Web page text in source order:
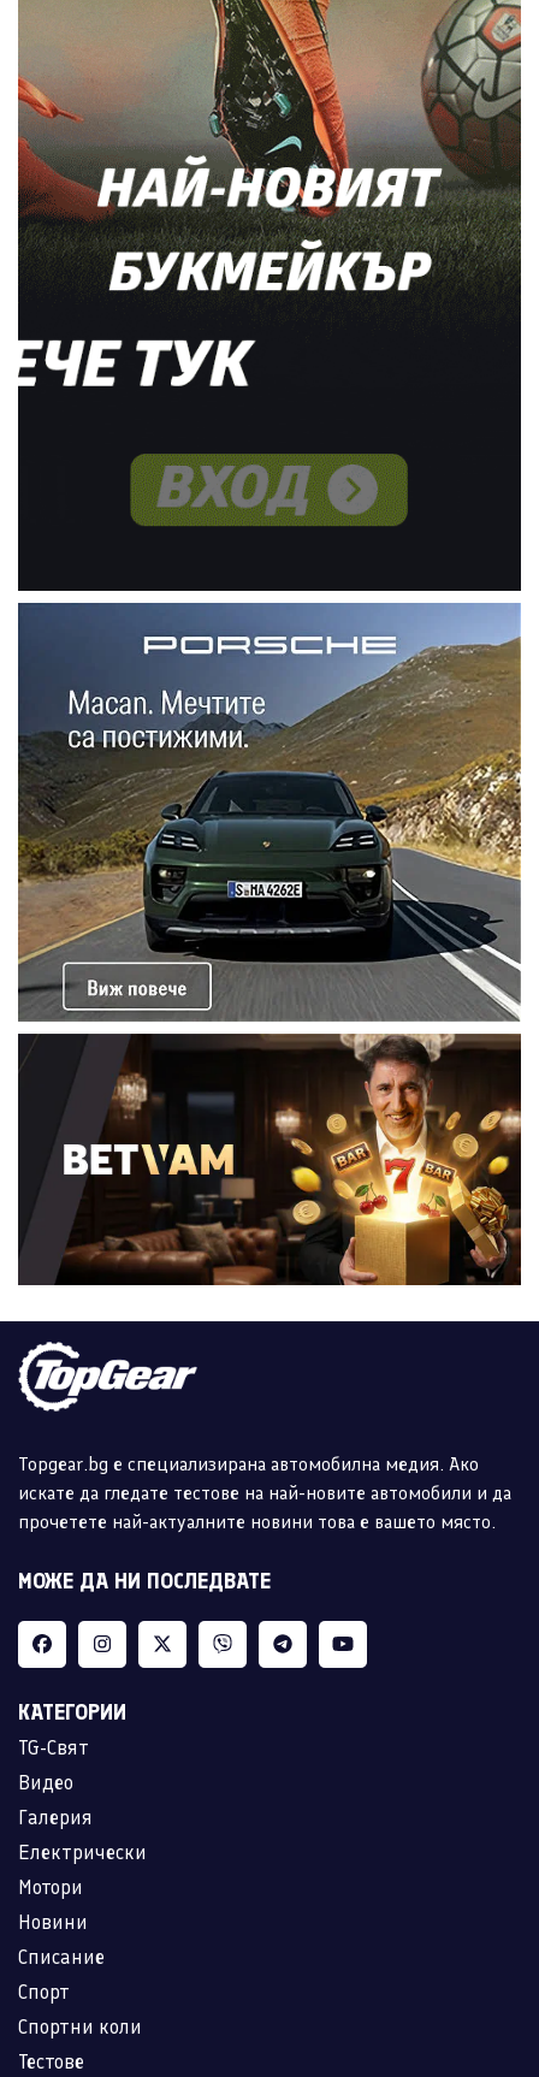
Topgear.bg е специализирана автомобилна медия. Ако
искате да гледате тестове на най-новите автомобили и да
прочетете най-актуалните новини това е вашето място.
МОЖЕ ДА НИ ПОСЛЕДВАТЕ
КАТЕГОРИИ
TG-Свят
Видео
Галерия
Електрически
Мотори
Новини
Списание
Спорт
Спортни коли
Тестове